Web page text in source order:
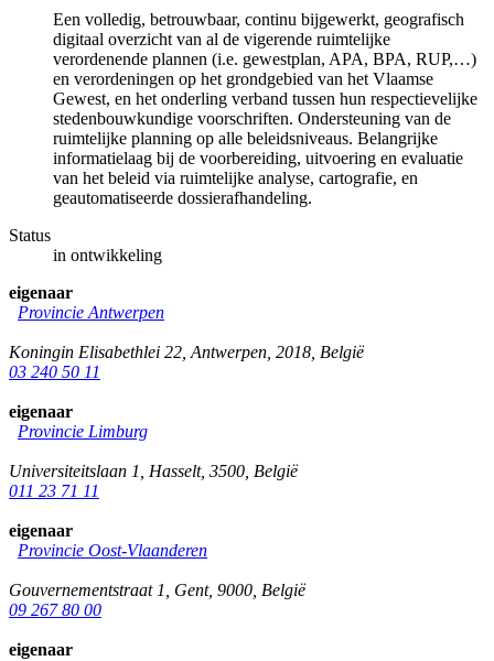
Een volledig, betrouwbaar, continu bijgewerkt, geografisch
digitaal overzicht van al de vigerende ruimtelijke
verordenende plannen (i.e. gewestplan, APA, BPA, RUP,…)
en verordeningen op het grondgebied van het Vlaamse
Gewest, en het onderling verband tussen hun respectievelijke
stedenbouwkundige voorschriften. Ondersteuning van de
ruimtelijke planning op alle beleidsniveaus. Belangrijke
informatielaag bij de voorbereiding, uitvoering en evaluatie
van het beleid via ruimtelijke analyse, cartografie, en
geautomatiseerde dossierafhandeling.
Status
in ontwikkeling
eigenaar
Provincie Antwerpen
Koningin Elisabethlei 22 Antwerpen 2018 België
03 240 50 11
eigenaar
Provincie Limburg
Universiteitslaan 1 Hasselt, 3500 België
011 23 71 11
eigenaar
Provincie Oost-Vlaanderen
Gouvernementstraat 1 Gent, 9000 België
09 267 80 00
eigenaar